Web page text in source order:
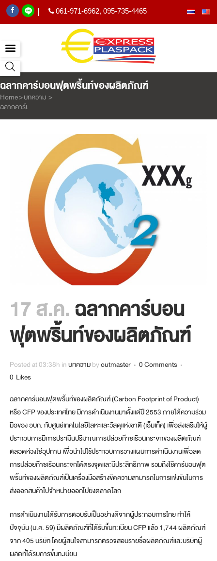
061-971-6962, 095-735-4465
ฉลากคาร์บอนฟุตพริ้นท์ของผลิตภัณฑ์
Home>บทความ >
ฉลากคาร์บอนฟุตพริ้นท์ของผลิตภัณฑ์
17 ส.ค.ฉลากคาร์บอน
ฟุตพริ้นท์ของผลิตภัณฑ์
Posted at 03:38h inบทความbyoutmaster
0 Comments
0 Likes
ฉลากคาร์บอนฟุตพริ้นท์ของผลิตภัณฑ์ (Carbon Footprint of Product)
หรือ CFP ของประเทศไทย มีการดำเนินงานมาตั้งแต่ปี 2553 ภายใต้ความร่วม
มือของ อบก. กับศูนย์เทคโนโลยีโลหะและวัสดุแห่งชาติ (เอ็มเท็ค) เพื่อส่งเสริมให้ผู้
ประกอบการมีการประเมินปริมาณการปล่อยก๊าซเรือนกระจกของผลิตภัณฑ์
ตลอดห่วงโซ่อุปทาน เพื่อนำไปใช้ประกอบการวางแผนการดำเนินงานเพื่อลด
การปล่อยก๊าซเรือนกระจกได้ตรงจุดและมีประสิทธิภาพ รวมถึงใช้คาร์บอนฟุต
พริ้นท์ของผลิตภัณฑ์เป็นเครื่องมือสร้างขีดความสามารถในการแข่งขันในการ
ส่งออกสินค้าไปจำหน่ายออกไปยังตลาดโลก
การดำเนินงานได้รับการตอบรับเป็นอย่างดีจากผู้ประกอบการไทย ทำให้
ปัจจุบัน (ม.ค. 59) มีผลิตภัณฑ์ที่ได้รับขึ้นทะเบียน CFP แล้ว 1,744 ผลิตภัณฑ์
จาก 405 บริษัท โดยผู้สนใจสามารถตรวจสอบรายชื่อผลิตภัณฑ์และบริษัทผู้
ผลิตที่ได้รับการขึ้นทะเบียน